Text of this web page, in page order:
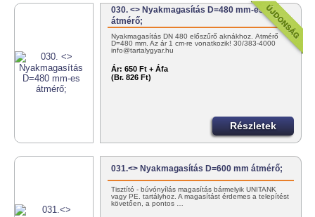
030. <> Nyakmagasítás D=480 mm-es
átmérő;
Nyakmagasítás DN 480 előszűrő aknákhoz. Átmérő
D=480 mm. Az ár 1 cm-re vonatkozik! 30/383-4000
info@tartalygyar.hu
Ár: 650 Ft + Áfa
(Br. 826 Ft)
Részletek
031.<> Nyakmagasítás D=600 mm átmérő;
Tisztító - búvónyílás magasítás bármelyik UNITANK
vagy PE. tartályhoz. A magasítást érdemes a telepítést
követően, a pontos …